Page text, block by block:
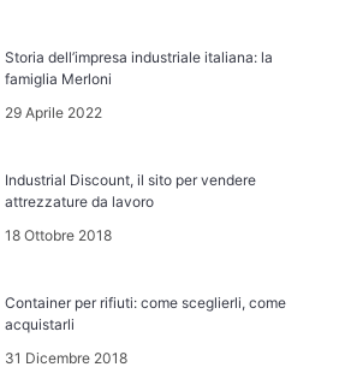
Storia dell’impresa industriale italiana: la
famiglia Merloni
29 Aprile 2022
Industrial Discount, il sito per vendere
attrezzature da lavoro
18 Ottobre 2018
Container per rifiuti: come sceglierli, come
acquistarli
31 Dicembre 2018